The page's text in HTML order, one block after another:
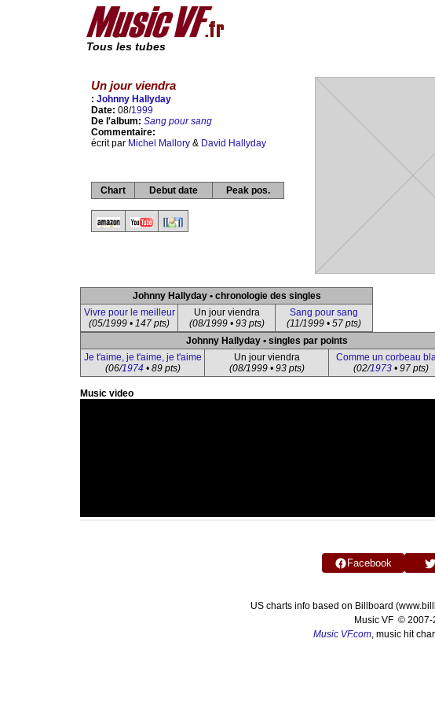
Tous les tubes
Un jour viendra
: Johnny Hallyday
Date: 08/1999
De l'album: Sang pour sang
Commentaire:
écrit par Michel Mallory & David Hallyday
Chart Debut date Peak pos.
Johnny Hallyday • chronologie des singles
Vivre pour le meilleur
(05/1999 • 147 pts)
Un jour viendra
(08/1999 • 93 pts)
Sang pour sang
(11/1999 • 57 pts)
Johnny Hallyday • singles par points
Je t'aime, je t'aime, je t'aime
(06/1974• 89 pts)
Un jour viendra
(08/1999 • 93 pts)
Comme un corbeau
(02/1973 • 97 pts)
Music video
Facebook
US charts info based on Billboard
Music VF © 2007-
Music VF.com, music hit